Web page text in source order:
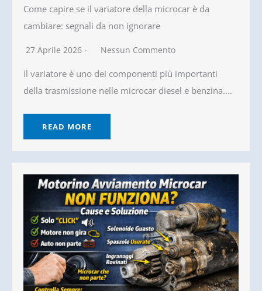
Come capire se il variatore della microcar è da
cambiare: segnali da non ignorare
27 Aprile 2026 Nessun Commento
Il variatore è uno dei componenti più importanti
della trasmissione nelle microcar diesel e benzina....
READ MORE